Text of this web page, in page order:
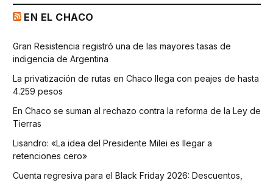
EN EL CHACO
Gran Resistencia registró una de las mayores tasas de
indigencia de Argentina
La privatización de rutas en Chaco llega con peajes de hasta
4.259 pesos
En Chaco se suman al rechazo contra la reforma de la Ley de
Tierras
Lisandro: «La idea del Presidente Milei es llegar a
retenciones cero»
Cuenta regresiva para el Black Friday 2026: Descuentos,